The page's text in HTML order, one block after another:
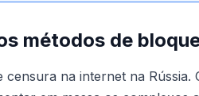
métodos de
na internet na